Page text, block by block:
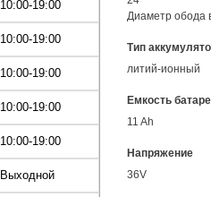
10:00-19:00
10:00-19:00
10:00-19:00
10:00-19:00
10:00-19:00
Выходной
Диаметр обода
Тип
литий-ионный
Емкость
11 Ah
Напряжение
36V